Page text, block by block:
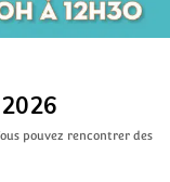
pouvez rencontrer des